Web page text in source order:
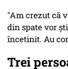
"Am crezut că
din spate vor
încetinit. Au
Trei